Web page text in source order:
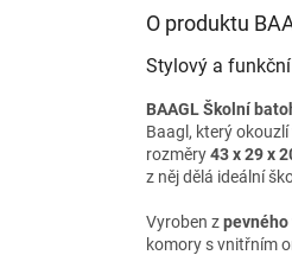
O produktu
Stylový a
BAAGL Školní
Baagl, který
rozměry43 x 29 x
z něj dělá ideální
Vyroben z
komory s vnitřním